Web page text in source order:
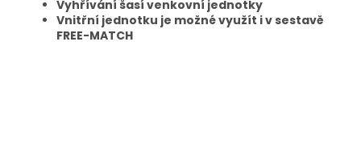
Vyhřívání šasí venkovní jednotky
Vnitřní jednotku je možné využít i v sestavě
FREE-MATCH